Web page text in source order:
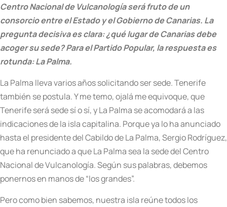
Centro Nacional de Vulcanología será fruto de un
consorcio entre el Estado y el Gobierno de Canarias. La
pregunta decisiva es clara: ¿qué lugar de Canarias debe
acoger su sede? Para el Partido Popular, la respuesta es
rotunda: La Palma.
La Palma lleva varios años solicitando ser sede. Tenerife
también se postula. Y me temo, ojalá me equivoque, que
Tenerife será sede sí o sí, y La Palma se acomodará a las
indicaciones de la isla capitalina. Porque ya lo ha anunciado
hasta el presidente del Cabildo de La Palma, Sergio Rodríguez,
que ha renunciado a que La Palma sea la sede del Centro
Nacional de Vulcanología. Según sus palabras, debemos
ponernos en manos de “los grandes”.
Pero como bien sabemos, nuestra isla reúne todos los